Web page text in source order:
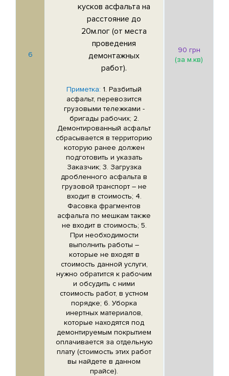
6
кусков асфальта на
расстояние до
20м.пог (от места
проведения
демонтажных
работ).
Приметка: 1. Разбитый
асфальт, перевозится
грузовыми тележками -
бригады рабочих; 2.
Демонтированный асфальт
сбрасывается в территорию
которую ранее должен
подготовить и указать
Заказчик; 3. Загрузка
дробленного асфальта в
грузовой транспорт – не
входит в стоимость; 4.
Фасовка фрагментов
асфальта по мешкам также
не входит в стоимость; 5.
При необходимости
выполнить работы –
которые не входят в
стоимость данной услуги,
нужно обратится к рабочим
и обсудить с ними
стоимость работ, в устном
порядке; 6. Уборка
инертных материалов,
которые находятся под
демонтируемым покрытием
оплачивается за отдельную
плату (стоимость этих работ
вы найдете в данном
прайсе).
90 грн
(за м.кв)